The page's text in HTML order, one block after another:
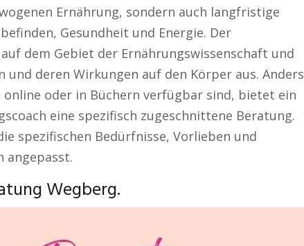
Ernährung, sondern auch langfristige
Gesundheit und Energie. Der
dem Gebiet der Ernährungswissenschaft und
deren Wirkungen auf den Körper aus. Anders
online oder in Büchern verfügbar sind, bietet ein
eine spezifisch zugeschnittene Beratung.
spezifischen Bedürfnisse, Vorlieben und
angepasst.
Wegberg.